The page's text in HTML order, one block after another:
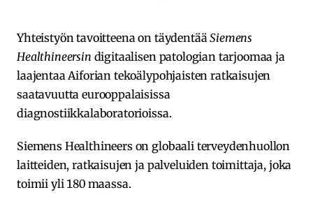
Yhteistyön tavoitteena on täydentääSiemens
Healthineersin digitaalisen patologian tarjoomaa ja
laajentaa Aiforian tekoälypohjaisten ratkaisujen
saatavuutta eurooppalaisissa
diagnostiikkalaboratorioissa.
Siemens Healthineers on globaali terveydenhuollon
laitteiden, ratkaisujen ja palveluiden toimittaja, joka
toimii yli 180 maassa.